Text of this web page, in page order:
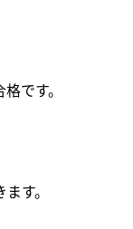
です。
す。